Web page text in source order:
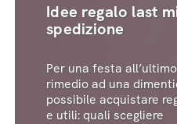
Idee regalo last
spedizione
Per una festa
rimedio ad una
possibile acquistare
e utili: quali scegliere